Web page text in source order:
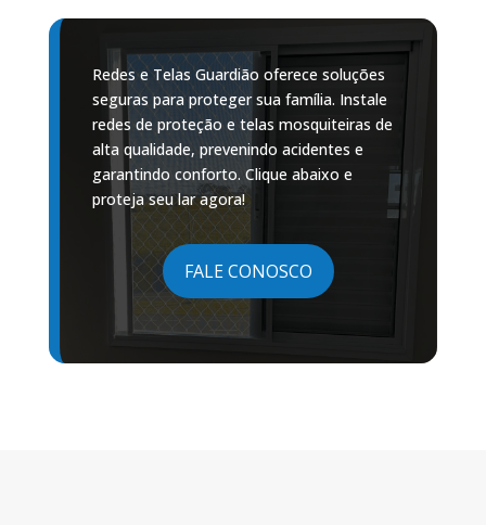
Redes e Telas Guardião oferece soluções
seguras para proteger sua família. Instale
redes de proteção e telas mosquiteiras de
alta qualidade, prevenindo acidentes e
garantindo conforto. Clique abaixo e
proteja seu lar agora!
FALE CONOSCO